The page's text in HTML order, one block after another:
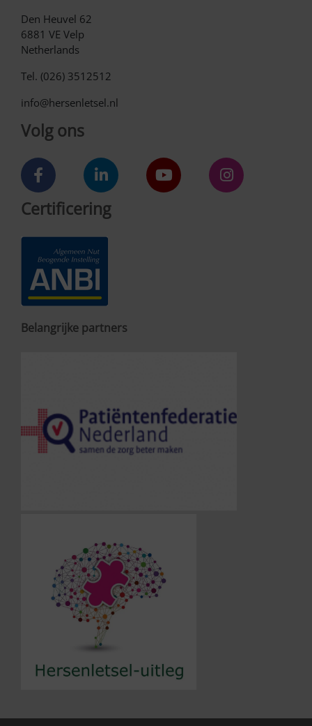
Den Heuvel 62
6881 VE Velp
Netherlands
Tel. (026) 3512512
info@hersenletsel.nl
Volg ons
Certificering
Belangrijke partners